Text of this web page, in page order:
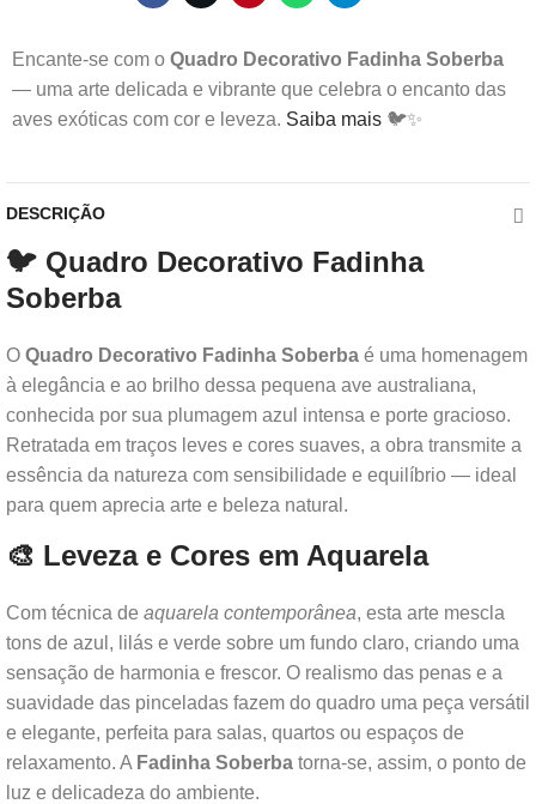
Encante-se com o Quadro Decorativo Fadinha Soberba
— uma arte delicada e vibrante que celebra o encanto das
aves exóticas com cor e leveza. Saiba mais 🐦✨
DESCRIÇÃO
🐦 Quadro Decorativo Fadinha
Soberba
O Quadro Decorativo Fadinha Soberba é uma homenagem
à elegância e ao brilho dessa pequena ave australiana,
conhecida por sua plumagem azul intensa e porte gracioso.
Retratada em traços leves e cores suaves, a obra transmite a
essência da natureza com sensibilidade e equilíbrio — ideal
para quem aprecia arte e beleza natural.
🎨 Leveza e Cores em Aquarela
Com técnica de aquarela contemporânea, esta arte mescla
tons de azul, lilás e verde sobre um fundo claro, criando uma
sensação de harmonia e frescor. O realismo das penas e a
suavidade das pinceladas fazem do quadro uma peça versátil
e elegante, perfeita para salas, quartos ou espaços de
relaxamento. A Fadinha Soberba torna-se, assim, o ponto de
luz e delicadeza do ambiente.